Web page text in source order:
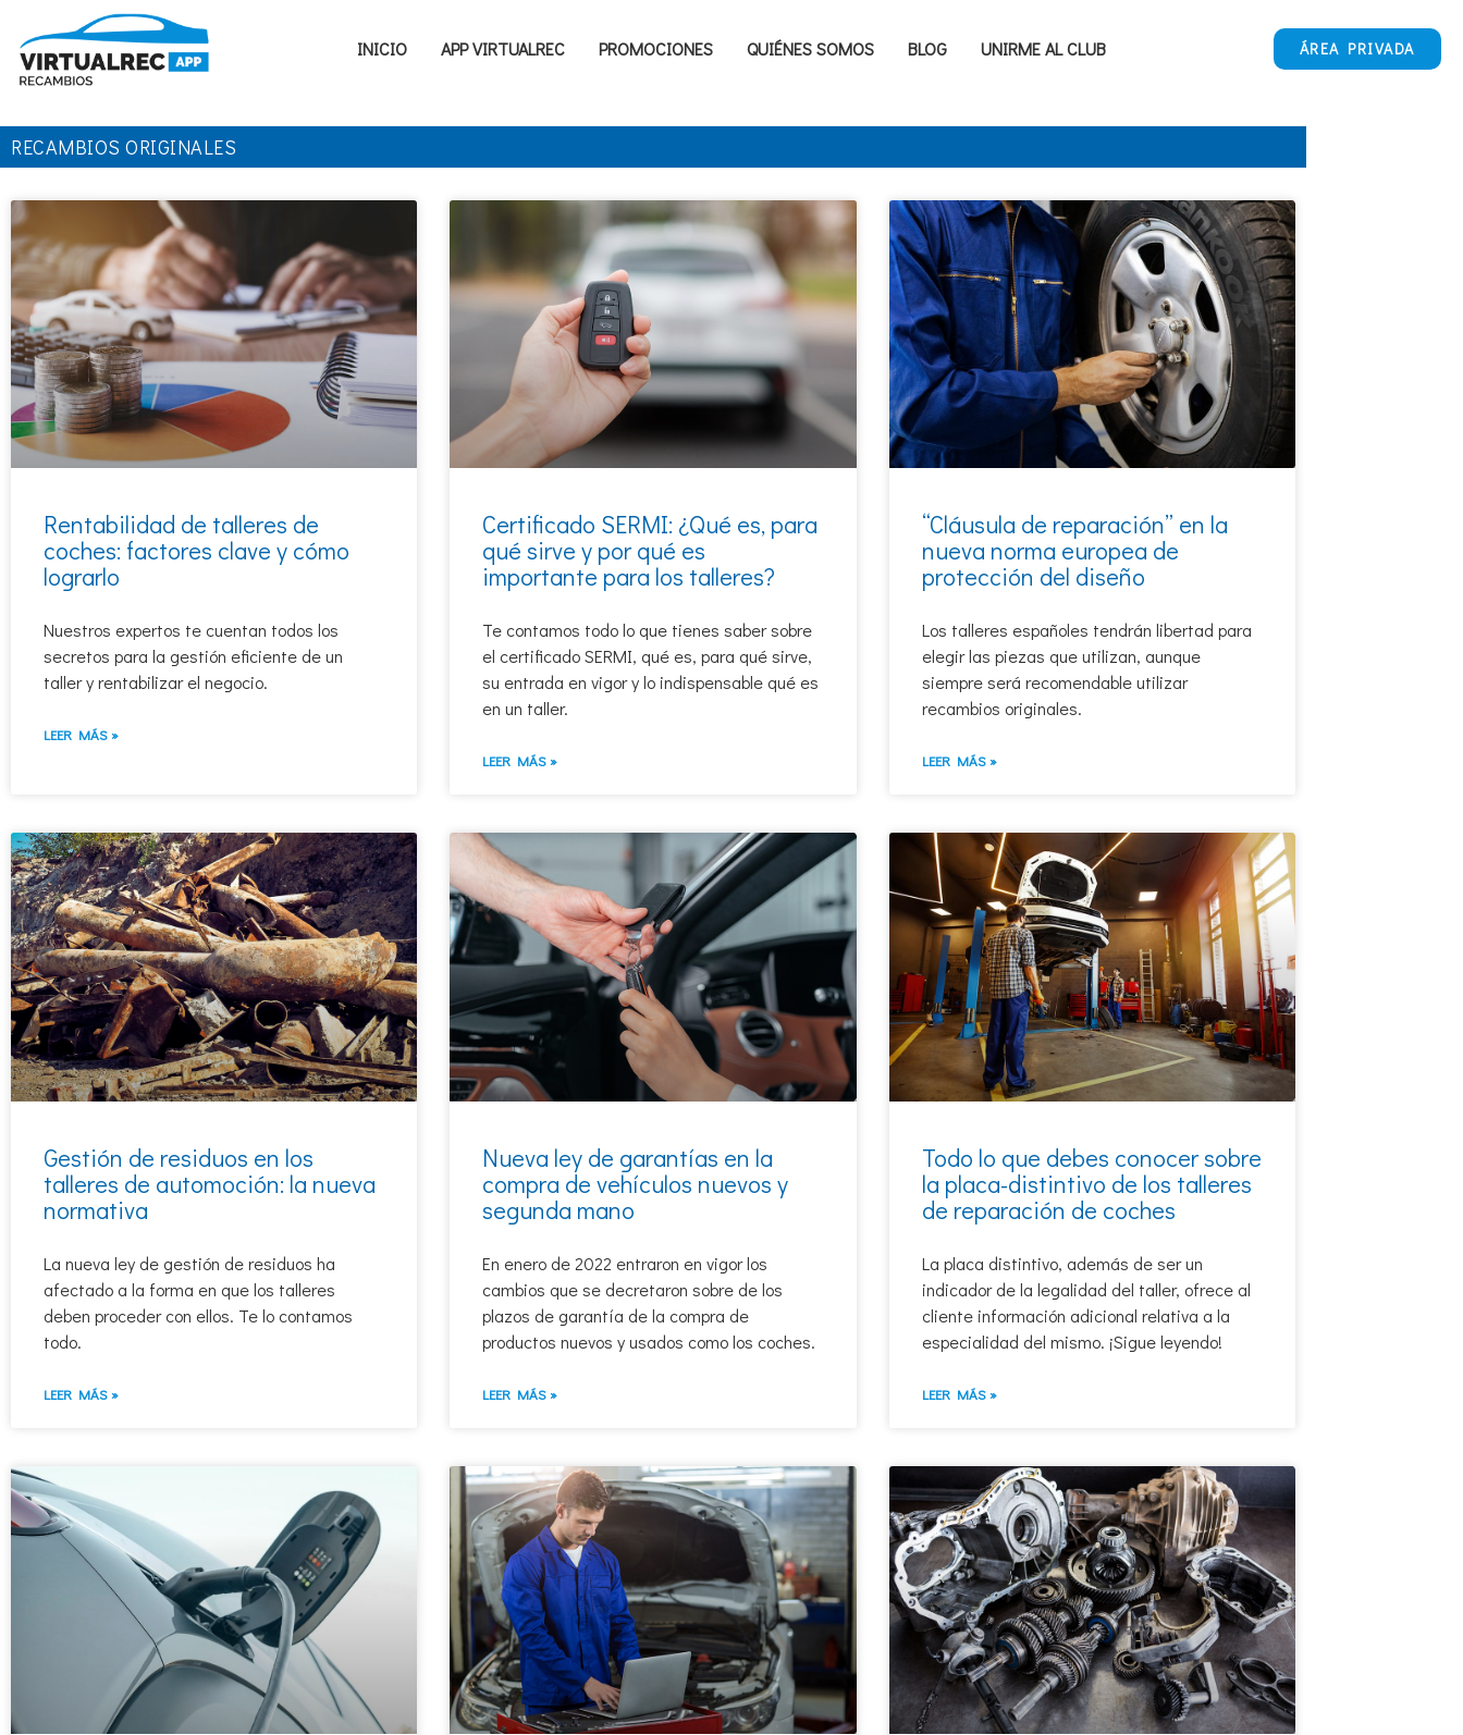
INICIO APP VIRTUALREC PROMOCIONES QUIÉNES SOMOS BLOG UNIRME AL CLUB ÁREA PRIVADA
RECAMBIOS ORIGINALES
Rentabilidad de talleres de
coches: factores clave y cómo
lograrlo
Nuestros expertos te cuentan todos los
secretos para la gestión eficiente de un
taller y rentabilizar el negocio.
LEER MÁS »
Certificado SERMI: ¿Qué es, para
qué sirve y por qué es
importante para los talleres?
Te contamos todo lo que tienes saber sobre
el certificado SERMI, qué es, para qué sirve,
su entrada en vigor y lo indispensable qué es
en un taller.
LEER MÁS »
“Cláusula de reparación” en la
nueva norma europea de
protección del diseño
Los talleres españoles tendrán libertad para
elegir las piezas que utilizan, aunque
siempre será recomendable utilizar
recambios originales.
LEER MÁS »
Gestión de residuos en los
talleres de automoción: la nueva
normativa
La nueva ley de gestión de residuos ha
afectado a la forma en que los talleres
deben proceder con ellos. Te lo contamos
todo.
LEER MÁS »
Nueva ley de garantías en la
compra de vehículos nuevos y
segunda mano
En enero de 2022 entraron en vigor los
cambios que se decretaron sobre de los
plazos de garantía de la compra de
productos nuevos y usados como los coches.
LEER MÁS »
Todo lo que debes conocer sobre
la placa-distintivo de los talleres
de reparación de coches
La placa distintivo, además de ser un
indicador de la legalidad del taller, ofrece al
cliente información adicional relativa a la
especialidad del mismo. ¡Sigue leyendo!
LEER MÁS »